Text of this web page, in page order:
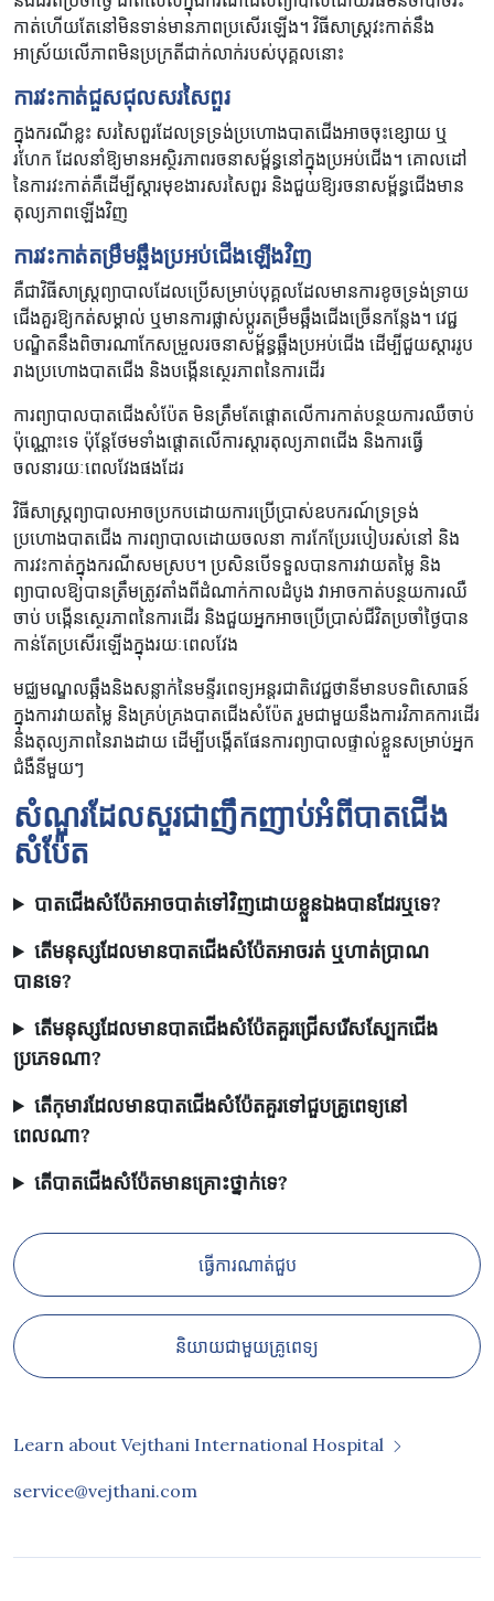
កាត់ហើយតែនៅមិនទាន់មានភាពប្រសើរឡើង។ វិធីសាស្ត្រវះកាត់នឹង
អាស្រ័យលើភាពមិនប្រក្រតីជាក់លាក់របស់បុគ្គលនោះ
ការវះកាត់ជួសជុលសរសៃពួរ
ក្នុងករណីខ្លះ សរសៃពួរដែលទ្រទ្រង់ប្រហោងបាតជើងអាចចុះខ្សោយ ឬ
រហែក ដែលនាំឱ្យមានអស្ថិរភាពរចនាសម្ព័ន្ធនៅក្នុងប្រអប់ជើង។ គោលដៅ
នៃការវះកាត់គឺដើម្បីស្តារមុខងារសរសៃពួរ និងជួយឱ្យរចនាសម្ព័ន្ធជើងមាន
តុល្យភាពឡើងវិញ
ការវះកាត់តម្រឹមឆ្អឹងប្រអប់ជើងឡើងវិញ
គឺជាវិធីសាស្រ្តព្យាបាលដែលប្រើសម្រាប់បុគ្គលដែលមានការខូចទ្រង់ទ្រាយ
ជើងគួរឱ្យកត់សម្គាល់ ឬមានការផ្លាស់ប្តូរតម្រឹមឆ្អឹងជើងច្រើនកន្លែង។ វេជ្ជ
បណ្ឌិតនឹងពិចារណាកែសម្រួលរចនាសម្ព័ន្ធឆ្អឹងប្រអប់ជើង ដើម្បីជួយស្តាររូប
រាងប្រហោងបាតជើង និងបង្កើនស្ថេរភាពនៃការដើរ
ការព្យាបាលបាតជើងសំប៉ែត មិនត្រឹមតែផ្តោតលើការកាត់បន្ថយការឈឺចាប់
ប៉ុណ្ណោះទេ ប៉ុន្តែថែមទាំងផ្ដោតលើការស្តារតុល្យភាពជើង និងការធ្វើ
ចលនារយៈពេលវែងផងដែរ
វិធីសាស្រ្តព្យាបាលអាចប្រកបដោយការប្រើប្រាស់ឧបករណ៍ទ្រទ្រង់
ប្រហោងបាតជើង ការព្យាបាលដោយចលនា ការកែប្រែរបៀបរស់នៅ និង
ការវះកាត់ក្នុងករណីសមស្រប។ ប្រសិនបើទទួលបានការវាយតម្លៃ និង
ព្យាបាលឱ្យបានត្រឹមត្រូវតាំងពីដំណាក់កាលដំបូង វាអាចកាត់បន្ថយការឈឺ
ចាប់ បង្កើនស្ថេរភាពនៃការដើរ និងជួយអ្នកអាចប្រើប្រាស់ជីវិតប្រចាំថ្ងៃបាន
កាន់តែប្រសើរឡើងក្នុងរយៈពេលវែង
មជ្ឈមណ្ឌលឆ្អឹងនិងសន្លាក់នៃមន្ទីរពេទ្យអន្តរជាតិវេជ្ជថានីមានបទពិសោធន៍
ក្នុងការវាយតម្លៃ និងគ្រប់គ្រងបាតជើងសំប៉ែត រួមជាមួយនឹងការវិភាគការដើរ
និងតុល្យភាពនៃរាងដាយ ដើម្បីបង្កើតផែនការព្យាបាលផ្ទាល់ខ្លួនសម្រាប់អ្នក
ជំងឺនីមួយៗ
សំណួរដែលសួរជាញឹកញាប់អំពីបាតជើង
សំប៉ែត
បាតជើងសំប៉ែតអាចបាត់ទៅវិញដោយខ្លួនឯងបានដែរឬទេ?
តើមនុស្សដែលមានបាតជើងសំប៉ែតអាចរត់ ឬហាត់ប្រាណ
បានទេ?
តើមនុស្សដែលមានបាតជើងសំប៉ែតគួរជ្រើសរើសស្បែកជើង
ប្រភេទណា?
តើកុមារដែលមានបាតជើងសំប៉ែតគួរទៅជួបគ្រូពេទ្យនៅ
ពេលណា?
តើបាតជើងសំប៉ែតមានគ្រោះថ្នាក់ទេ?
ធ្វើការណាត់ជួប
និយាយជាមួយគ្រូពេទ្យ
Learn about Vejthani International Hospital
service@vejthani.com